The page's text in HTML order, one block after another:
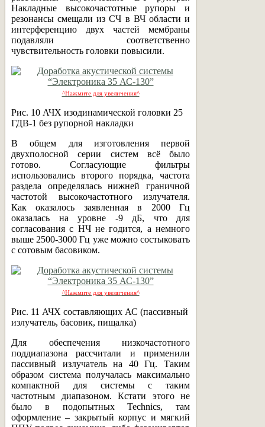
Накладные высокочастотные рупоры и
резонансы смещали из СЧ в ВЧ области и
интерференцию двух частей мембраны
подавляли соответственно
чувствительность головки повысили.
^Нажмите для увеличения^
Рис. 10 АЧХ изодинамической головки 25
ГДВ-1 без рупорной накладки
В общем для изготовления первой
двухполосной серии систем всё было
готово. Согласующие фильтры
использовались второго порядка, частота
раздела определялась нижней граничной
частотой высокочастотного излучателя.
Как оказалось заявленная в 2000 Гц
оказалась на уровне -9 дБ, что для
согласования с НЧ не годится, а немного
выше 2500-3000 Гц уже можно состыковать
с сотовым басовиком.
^Нажмите для увеличения^
Рис. 11 АЧХ составляющих АС (пассивный
излучатель, басовик, пищалка)
Для обеспечения низкочастотного
поддиапазона рассчитали и применили
пассивный излучатель на 40 Гц. Таким
образом система получалась максимально
компактной для системы с таким
частотным диапазоном. Кстати этого не
было в подопытных Technics, там
оформление – закрытый корпус и мягкий